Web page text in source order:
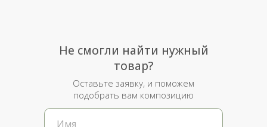
Не смогли найти нужный
товар?
Оставьте заявку, и поможем
подобрать вам композицию